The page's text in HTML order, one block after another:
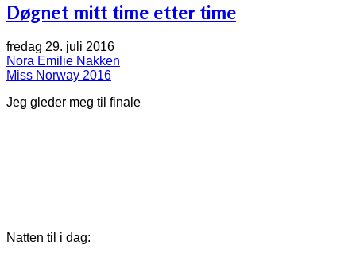
Døgnet mitt time etter time
fredag 29. juli 2016
Nora Emilie Nakken
Miss Norway 2016
Jeg gleder meg til finale
Natten til i dag: